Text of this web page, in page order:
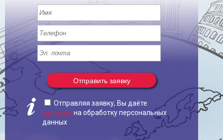
Отправить заявку
Отправляя заявку, Вы даёте
согласие на обработку персональных
данных